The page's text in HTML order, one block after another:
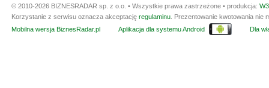
© 2010-2026 BIZNESRADAR sp. z o.o. • Wszystkie prawa zastrzeżone • produkcja:
Korzystanie z serwisu oznacza akceptację regulaminu . Prezentowanie kwotowania
Mobilna wersja BiznesRadar.pl
Aplikacja dla systemu Android Dla